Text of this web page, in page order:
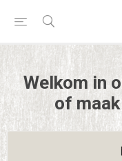
Welkom in
of